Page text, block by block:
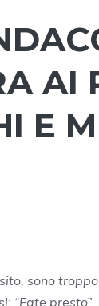
AI
E
sono
“Fate presto”.